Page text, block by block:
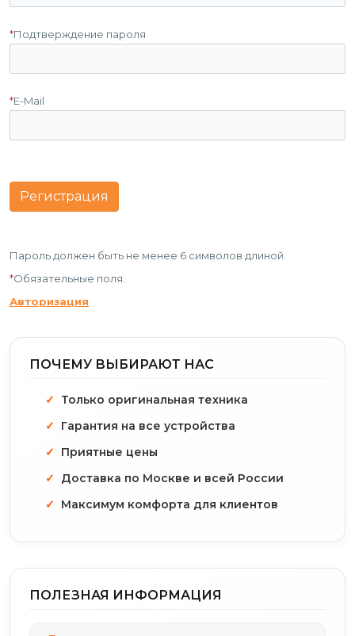
*Подтверждение пароля
*E-Mail
Пароль должен быть не менее 6 символов длиной.
*Обязательные поля.
Авторизация
ПОЧЕМУ ВЫБИРАЮТ НАС
Только оригинальная техника
Гарантия на все устройства
Приятные цены
Доставка по Москве и всей России
Максимум комфорта для клиентов
ПОЛЕЗНАЯ ИНФОРМАЦИЯ